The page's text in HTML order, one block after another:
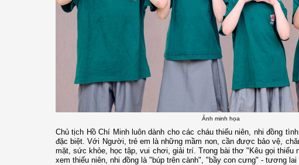
Ảnh minh họa
Chủ tịch Hồ Chí Minh luôn dành cho các cháu thiếu niên, nhi đồng
đặc biệt. Với Người, trẻ em là những mầm non, cần được bảo vệ,
mặt, sức khỏe, học tập, vui chơi, giải trí. Trong bài thơ "Kêu gọi thiếu
xem thiếu niên, nhi đồng là "búp trên cành", "bầy con cưng" - tương lai